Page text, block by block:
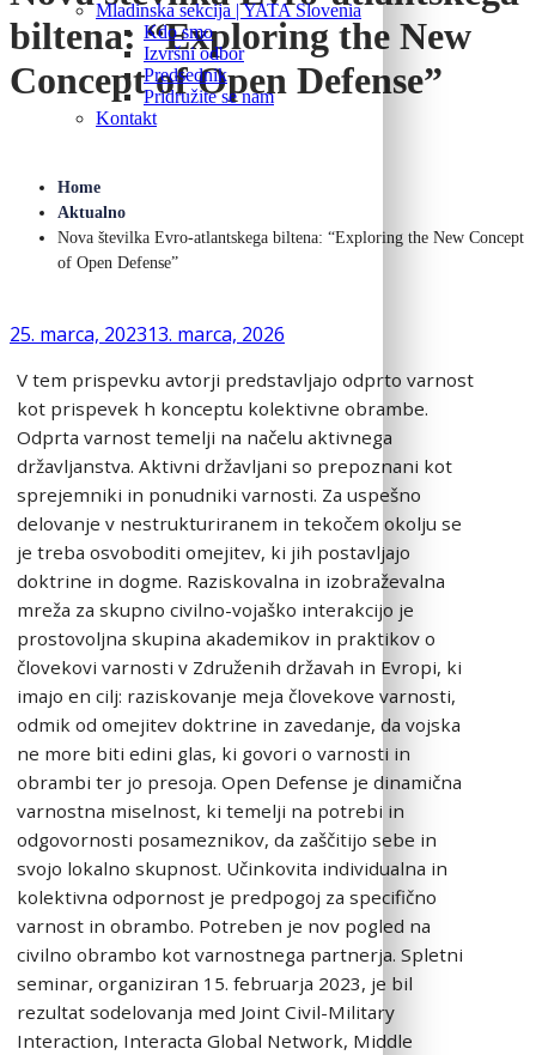
Mladinska sekcija | YATA Slovenia
Kdo smo
Izvršni odbor
Predsednik
Pridružite se nam
Kontakt
biltena: “Exploring the New
Concept of Open Defense”
Home
Aktualno
Nova številka Evro-atlantskega biltena: “Exploring the New Concept
of Open Defense”
25. marca, 202313. marca, 2026
V tem prispevku avtorji predstavljajo odprto varnost
kot prispevek h konceptu kolektivne obrambe.
Odprta varnost temelji na načelu aktivnega
državljanstva. Aktivni državljani so prepoznani kot
sprejemniki in ponudniki varnosti. Za uspešno
delovanje v nestrukturiranem in tekočem okolju se
je treba osvoboditi omejitev, ki jih postavljajo
doktrine in dogme. Raziskovalna in izobraževalna
mreža za skupno civilno-vojaško interakcijo je
prostovoljna skupina akademikov in praktikov o
človekovi varnosti v Združenih državah in Evropi, ki
imajo en cilj: raziskovanje meja človekove varnosti,
odmik od omejitev doktrine in zavedanje, da vojska
ne more biti edini glas, ki govori o varnosti in
obrambi ter jo presoja. Open Defense je dinamična
varnostna miselnost, ki temelji na potrebi in
odgovornosti posameznikov, da zaščitijo sebe in
svojo lokalno skupnost. Učinkovita individualna in
kolektivna odpornost je predpogoj za specifično
varnost in obrambo. Potreben je nov pogled na
civilno obrambo kot varnostnega partnerja. Spletni
seminar, organiziran 15. februarja 2023, je bil
rezultat sodelovanja med Joint Civil-Military
Interaction, Interacta Global Network, Middle